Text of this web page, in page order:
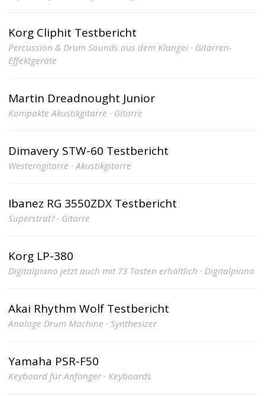
Korg Cliphit Testbericht
Percussion & Drum Sounds aus dem Klangei · Gitarren-
Effektgeräte
Martin Dreadnought Junior
Kompakte Akustikgitarre · Gitarre
Dimavery STW-60 Testbericht
Westerngitarre · Akustikgitarre
Ibanez RG 3550ZDX Testbericht
Superstrat? · Gitarre
Korg LP-380
Digitalpiano jetzt auch mit 73 Tasten erhältlich · Digitalpiano
Akai Rhythm Wolf Testbericht
Analoge Drum Machine · Synthesizer
Yamaha PSR-F50
Keyboard für Anfänger · Keyboards